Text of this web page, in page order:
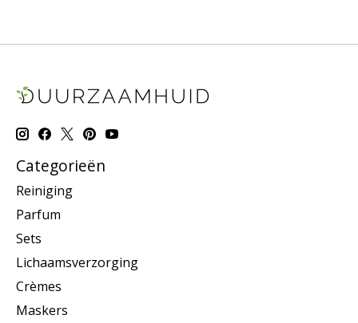
Categorieën
Reiniging
Parfum
Sets
Lichaamsverzorging
Crèmes
Maskers